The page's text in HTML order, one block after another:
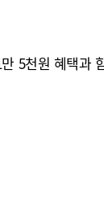
5천원 혜택과